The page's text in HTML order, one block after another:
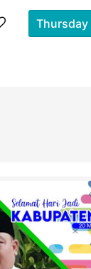
Thursday